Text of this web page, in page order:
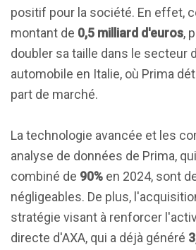
positif pour la société. En effet,
montant de 0,5 milliard d'euros,
doubler sa taille dans le secteur
automobile en Italie, où Prima
part de marché.
La technologie avancée et les
analyse de données de Prima,
combiné de 90% en 2024, sont
négligeables. De plus,
stratégie visant à renforcer
directe d'AXA, qui a déjà généré